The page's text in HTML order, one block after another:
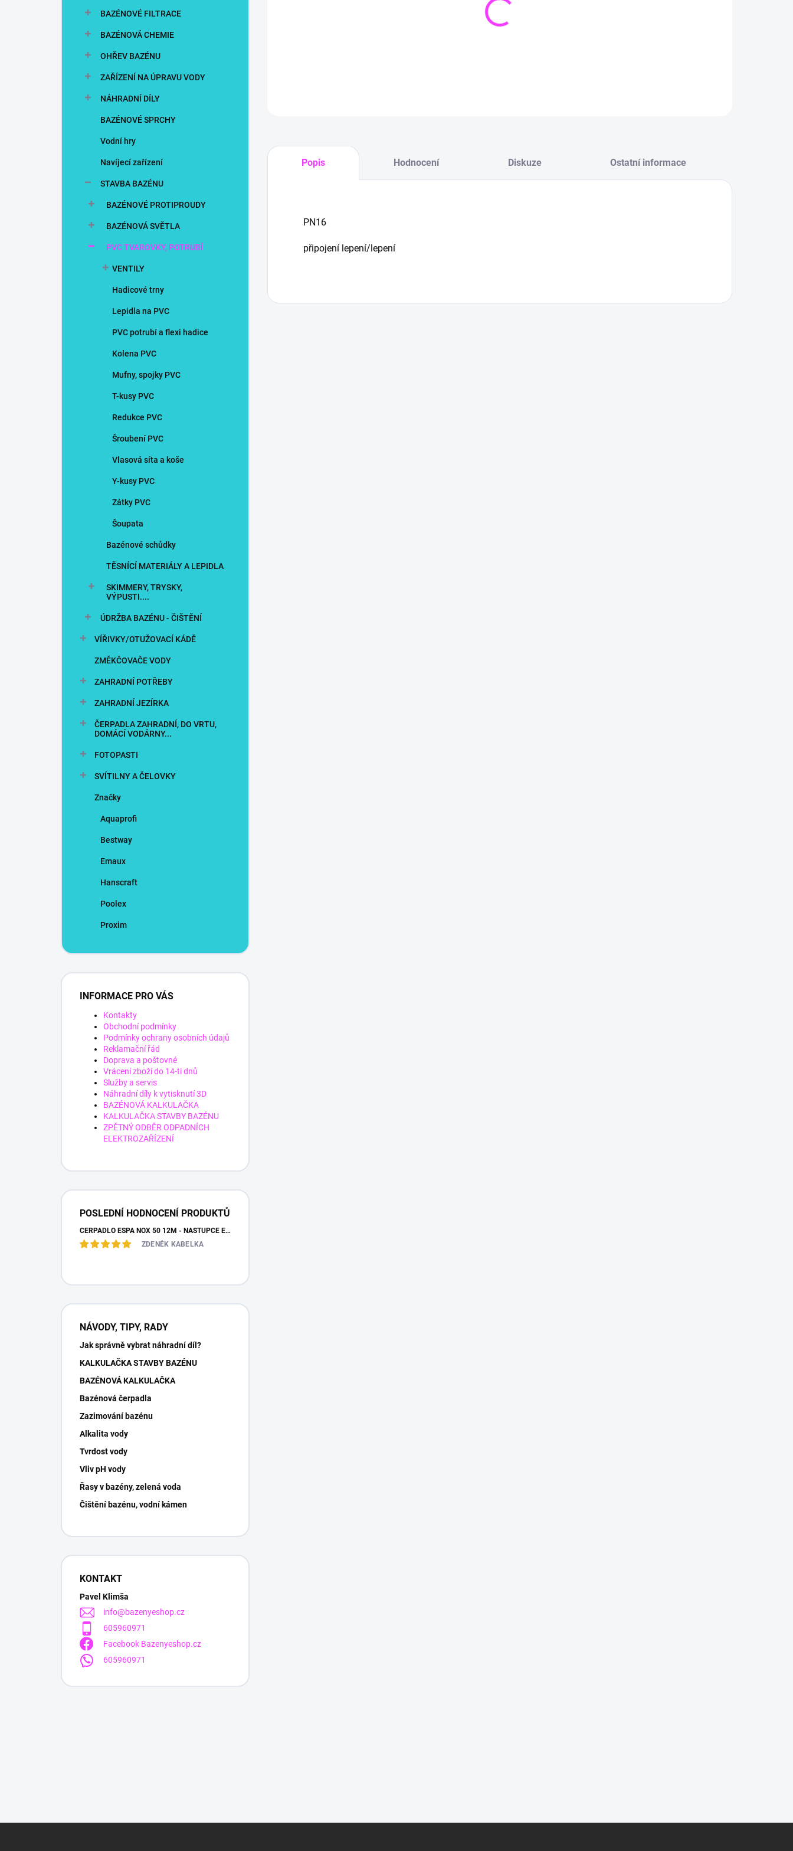
BAZÉNOVÉ FILTRACE
BAZÉNOVÁ CHEMIE
OHŘEV BAZÉNU
ZAŘÍZENÍ NA ÚPRAVU VODY
NÁHRADNÍ DÍLY
BAZÉNOVÉ SPRCHY
Vodní hry
Navíjecí zařízení
STAVBA BAZÉNU
BAZÉNOVÉ PROTIPROUDY
BAZÉNOVÁ SVĚTLA
PVC TVAROVKY, POTRUBÍ
VENTILY
Hadicové trny
Lepidla na PVC
PVC potrubí a flexi hadice
Kolena PVC
Mufny, spojky PVC
T-kusy PVC
Redukce PVC
Šroubení PVC
Vlasová síta a koše
Y-kusy PVC
Zátky PVC
Šoupata
Bazénové schůdky
TĚSNÍCÍ MATERIÁLY A LEPIDLA
SKIMMERY, TRYSKY,
VÝPUSTI....
ÚDRŽBA BAZÉNU - ČIŠTĚNÍ
VÍŘIVKY/OTUŽOVACÍ KÁDĚ
ZMĚKČOVAČE VODY
ZAHRADNÍ POTŘEBY
ZAHRADNÍ JEZÍRKA
ČERPADLA ZAHRADNÍ, DO VRTU,
DOMÁCÍ VODÁRNY...
FOTOPASTI
SVÍTILNY A ČELOVKY
Značky
Aquaprofi
Bestway
Emaux
Hanscraft
Poolex
Proxim
INFORMACE PRO VÁS
Kontakty
Obchodní podmínky
Podmínky ochrany osobních údajů
Reklamační řád
Doprava a poštovné
Vrácení zboží do 14-ti dnů
Služby a servis
Náhradní díly k vytisknutí 3D
BAZÉNOVÁ KALKULAČKA
KALKULAČKA STAVBY BAZÉNU
ZPĚTNÝ ODBĚR ODPADNÍCH
ELEKTROZAŘÍZENÍ
POSLEDNÍ HODNOCENÍ PRODUKTŮ
ČERPADLO ESPA NOX 50 12M - NÁSTUPCE ESPA IRIS
ZDENĚK KABELKA
NÁVODY, TIPY, RADY
Jak správně vybrat náhradní díl?
KALKULAČKA STAVBY BAZÉNU
BAZÉNOVÁ KALKULAČKA
Bazénová čerpadla
Zazimování bazénu
Alkalita vody
Tvrdost vody
Vliv pH vody
Řasy v bazény, zelená voda
Čištění bazénu, vodní kámen
KONTAKT
Pavel Klimša
info@bazenyeshop.cz
605960971
Facebook Bazenyeshop.cz
605960971
Popis Hodnocení Diskuze Ostatní informace
PN16
připojení lepení/lepení